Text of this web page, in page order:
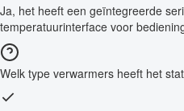
Ja, het heeft een geïntegreerde
temperatuurinterface voor
Welk type verwarmers heeft het